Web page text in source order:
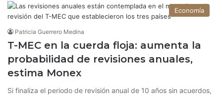
Economía
Patricia Guerrero Medina
T-MEC en la cuerda floja: aumenta la
probabilidad de revisiones anuales,
estima Monex
Si finaliza el periodo de revisión anual de 10 años sin acuerdos,